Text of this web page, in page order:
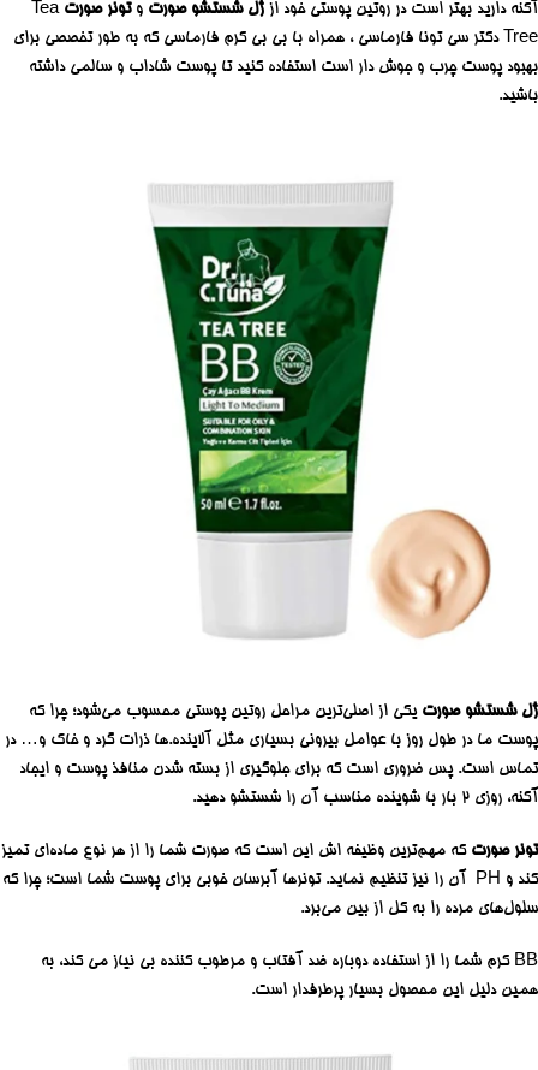
آکنه دارید بهتر است در روتین پوستی خود از ژل شستشو صورت وتونر صورت Tea
Tree دکتر سی تونا فارماسی ، همراه با بی بی کرم فارماسی که به طور تخصصی برای
بهبود پوست چرب و جوش دار است استفاده کنید تا پوست شاداب و سالمی داشته
باشید.
ژل شستشو صورت یکی از اصلی‌ترین مراحل روتین پوستی محسوب می‌شود؛ چرا که
پوست ما در طول روز با عوامل بیرونی بسیاری مثل آلاینده.ها ذرات گرد و خاک و… در
تماس است. پس ضروری است که برای جلوگیری از بسته شدن منافذ پوست و ایجاد
آکنه، روزی ۲ بار با شوینده مناسب آن را شستشو دهید.
تونر صورتکه مهم‌ترین وظیفه اش این است که صورت شما را از هر نوع ماده‌ای تمیز
کند و PH آن را نیز تنظیم نماید. تونرها آبرسان خوبی برای پوست شما است؛ چرا که
سلول‌های مرده را به‌ کل از بین می‌برد.
BB کرم شما را از استفاده دوباره ضد آفتاب و مرطوب کننده بی نیاز می کند، به
همین دلیل این محصول بسیار پرطرفدار است.